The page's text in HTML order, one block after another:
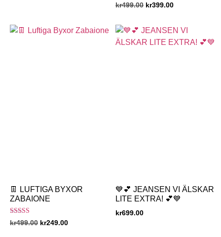
kr499.00 kr399.00
👖 LUFTIGA BYXOR
ZABAIONE
Betygsatt
5.00
kr499.00 kr249.00
💙💕 JEANSEN VI ÄLSKAR
LITE EXTRA! 💕💙
kr699.00